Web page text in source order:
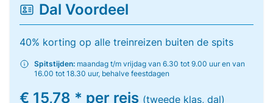
Dal Voordeel
40% korting op alle treinreizen buiten de spits
Spitstijden: maandag t/m vrijdag van 6.30 tot 9.00 uur en van
16.00 tot 18.30 uur, behalve feestdagen
€ 15,78 * per reis (tweede klas, dal)